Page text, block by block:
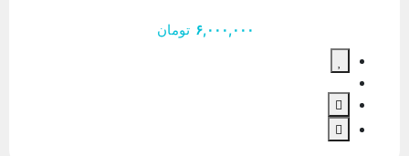
تومان ۶,۰۰۰,۰۰۰